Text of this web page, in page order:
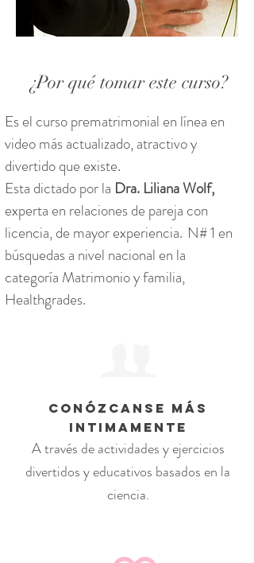
Es el curso prematrimonial en línea en
video más actualizado, atractivo y
divertido que existe.
Esta dictado por la Dra. Liliana Wolf,
experta en relaciones de pareja con
licencia, de mayor experiencia. N# 1 en
búsquedas a nivel nacional en la
categoría Matrimonio y familia,
Healthgrades.
¿Por qué tomar este curso?
CONóZCANSE MÁS
INTIMAMENTE
A través de actividades y ejercicios
divertidos y educativos basados ​​en la
ciencia.